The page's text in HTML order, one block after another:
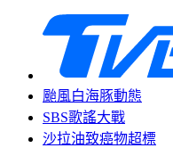
颱風白海豚動態
SBS歌謠大戰
沙拉油致癌物超標